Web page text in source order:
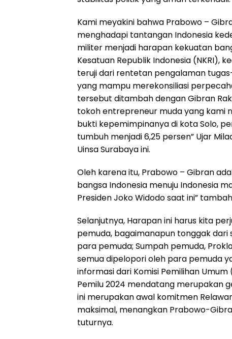
Kami meyakini bahwa Prabowo –
menghadapi tantangan Indonesia
militer menjadi harapan kekuatan
Kesatuan Republik Indonesia (NKRI),
teruji dari rentetan pengalaman
yang mampu merekonsiliasi
tersebut ditambah dengan Gibran
tokoh entrepreneur muda yang kami
bukti kepemimpinanya di kota Solo,
tumbuh menjadi 6,25 persen” Ujar
Uinsa Surabaya ini.
Oleh karena itu, Prabowo – Gibran
bangsa Indonesia menuju Indonesia
Presiden Joko Widodo saat ini”
Selanjutnya, Harapan ini harus kita
pemuda, bagaimanapun tonggak dari
para pemuda; Sumpah pemuda,
semua dipelopori oleh para pemuda
informasi dari Komisi Pemilihan
Pemilu 2024 mendatang merupakan
ini merupakan awal komitmen
maksimal, menangkan Prabowo-
tuturnya.